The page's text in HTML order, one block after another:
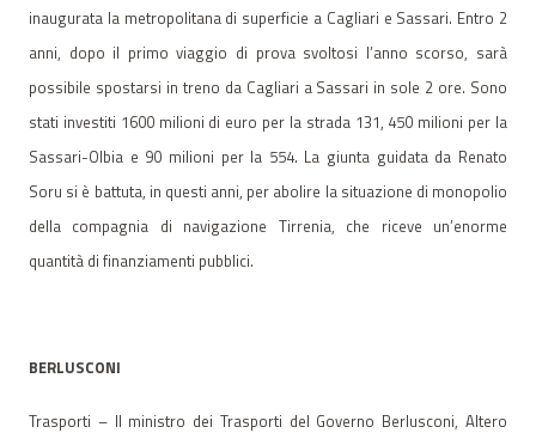
inaugurata la metropolitana di superficie a Cagliari e Sassari. Entro 2
anni, dopo il primo viaggio di prova svoltosi l’anno scorso, sarà
possibile spostarsi in treno da Cagliari a Sassari in sole 2 ore. Sono
stati investiti 1600 milioni di euro per la strada 131, 450 milioni per la
Sassari-Olbia e 90 milioni per la 554. La giunta guidata da Renato
Soru si è battuta, in questi anni, per abolire la situazione di monopolio
della compagnia di navigazione Tirrenia, che riceve un’enorme
quantità di finanziamenti pubblici.
BERLUSCONI
Trasporti – Il ministro dei Trasporti del Governo Berlusconi, Altero